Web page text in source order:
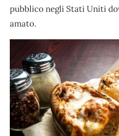
pubblico negli Stati Uniti
amato.